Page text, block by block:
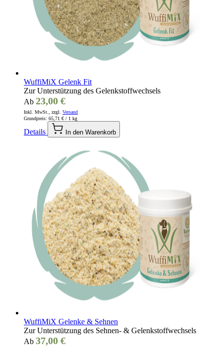
WuffiMiX Gelenk Fit
Zur Unterstützung des Gelenkstoffwechsels
Ab 23,00 €
Inkl. MwSt., zzgl. Versand
Grundpreis: 65,71 € / 1 kg
Details In den Warenkorb
WuffiMiX Gelenke & Sehnen
Zur Unterstützung des Sehnen- & Gelenkstoffwechsels
Ab 37,00 €